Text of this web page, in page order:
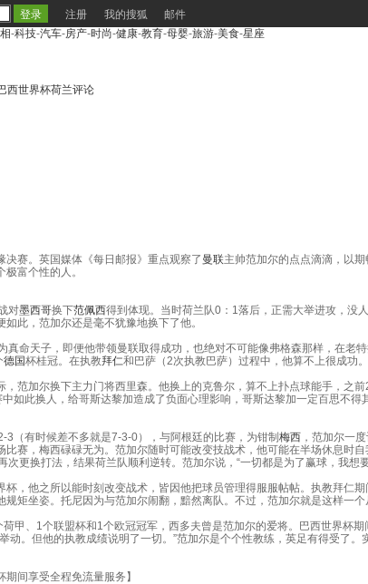
注册 我的搜狐
邮件
-科技-汽车-房产-时尚-健康-教育-母婴-旅游-美食-星座
西世界杯荷兰评论
决赛。英国媒体《每日邮报》重点观察了 曼联主帅范加尔的点点滴滴，以
富个性的人。
对墨西哥换下范佩西得到体现。当时荷兰队0：1落后，正需大举进攻，没
此，范加尔还是毫不犹豫地换下了他。
天子，即便他带领曼联取得成功，也绝对不可能像弗格森那样，在老
德国杯桂冠。在执教拜仁和巴萨（2次执教巴萨）过程中，他算不上很成功。
，范加尔换下主力门将西里森。他换上的克鲁尔，算不上扑点球能手，之
如此换人，给哥斯达黎加造成了负面心理影响，哥斯达黎加一定百思不
有时候差不多就是7-3-0），与阿根廷的比赛，为钳制 梅西 ，范加尔一
赛，梅西碌碌无为。范加尔随时可能改变技战术，他可能在半场休息时
更换打法，结果荷兰队顺利逆转。范加尔说，“一切都是为了赢球，我想
他之所以能时刻改变战术，皆因他把球员管理得服服帖帖。执教拜仁
矩坐姿。托尼因为与范加尔闹翻，黯然离队。不过，范加尔就是这样一
、1个联盟杯和1个欧冠冠军，西多夫曾是范加尔的爱将。巴西世界杯期
动。但他的执教成绩说明了一切。”范加尔是个个性教练，英足有得受了
间享受全程免流量服务】